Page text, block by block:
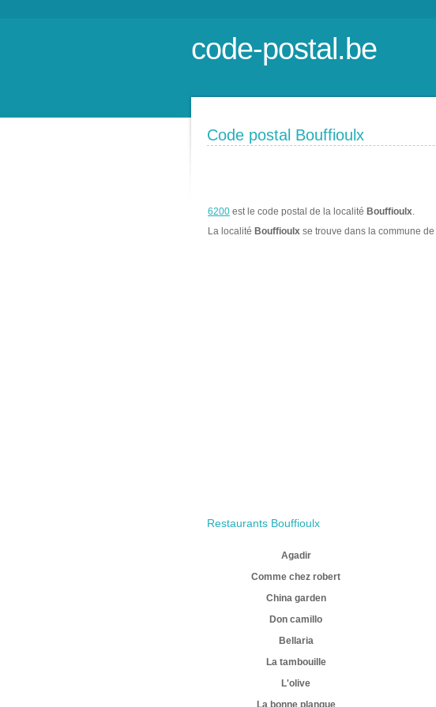
code-postal.be
Code postal Bouffioulx
6200 est le code postal de la localité Bouffioulx.
La localité Bouffioulx se trouve dans la commune de
Restaurants Bouffioulx
Agadir
Comme chez robert
China garden
Don camillo
Bellaria
La tambouille
L'olive
La bonne planque